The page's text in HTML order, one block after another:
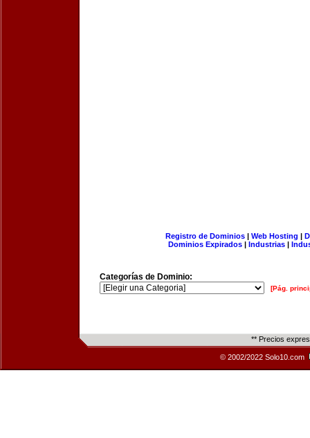
Registro de Dominios| Web Hosting |
Dominios Expirados | Industrias |
Categorías de Dominio:
[Pág.
** Precios
© 2002/2022 Solo10.com